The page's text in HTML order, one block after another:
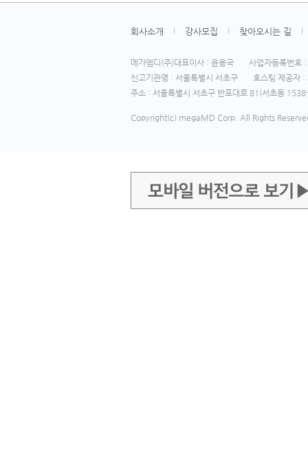
회사소개 강사모집 찾아오시는 길
메가엠디(주)대표이사 : 윤용국
사업자등록번
신고기관명 : 서울특별시 서초구
호스팅 제공자 :
주소 : 서울특별시 서초구 반포대로 81(서초동
Copyright(c) megaMD Corp. All Rights